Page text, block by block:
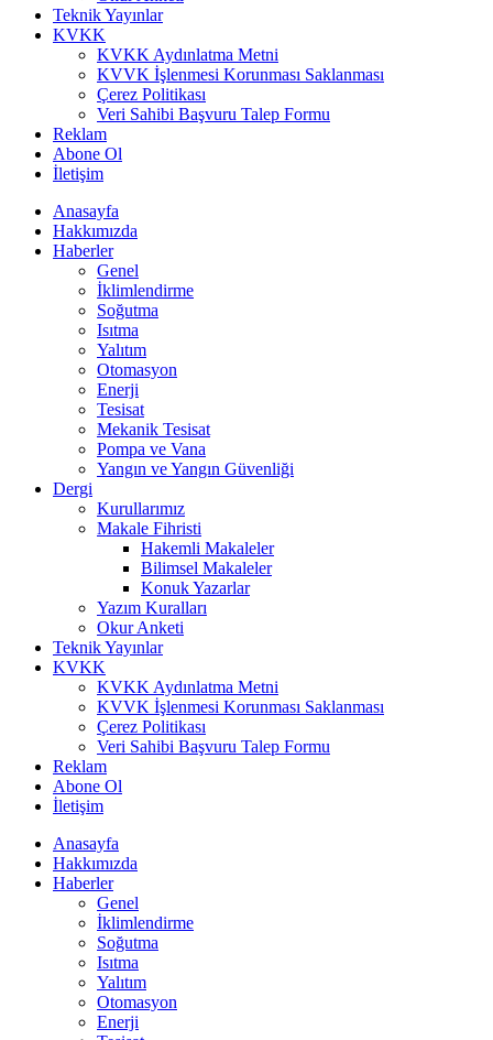
Teknik Yayınlar
KVKK
KVKK Aydınlatma Metni
KVVK İşlenmesi Korunması Saklanması
Çerez Politikası
Veri Sahibi Başvuru Talep Formu
Reklam
Abone Ol
İletişim
Anasayfa
Hakkımızda
Haberler
Genel
İklimlendirme
Soğutma
Isıtma
Yalıtım
Otomasyon
Enerji
Tesisat
Mekanik Tesisat
Pompa ve Vana
Yangın ve Yangın Güvenliği
Dergi
Kurullarımız
Makale Fihristi
Hakemli Makaleler
Bilimsel Makaleler
Konuk Yazarlar
Yazım Kuralları
Okur Anketi
Teknik Yayınlar
KVKK
KVKK Aydınlatma Metni
KVVK İşlenmesi Korunması Saklanması
Çerez Politikası
Veri Sahibi Başvuru Talep Formu
Reklam
Abone Ol
İletişim
Anasayfa
Hakkımızda
Haberler
Genel
İklimlendirme
Soğutma
Isıtma
Yalıtım
Otomasyon
Enerji